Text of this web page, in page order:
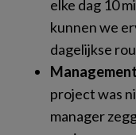
elke dag 10
kunnen we
dagelijkse
Management
project was
manager